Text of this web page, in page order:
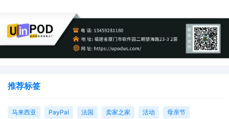
11月20日下午，商务部举行例行新闻发布会。有媒
体提问称，近日，德国和西班牙的高级代表团访问
了北京，并与中方会晤，双方讨论了贸易和投资等
推荐标签
马来西亚 PayPal 法国 卖家之家 活动 母亲节